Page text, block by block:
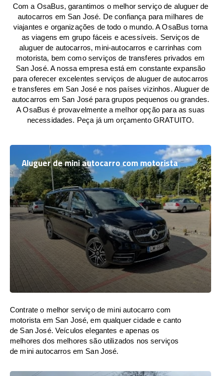
Com a OsaBus, garantimos o melhor serviço de aluguer de
autocarros em San José. De confiança para milhares de
viajantes e organizações de todo o mundo. A OsaBus torna
as viagens em grupo fáceis e acessíveis. Serviços de
aluguer de autocarros, mini-autocarros e carrinhas com
motorista, bem como serviços de transferes privados em
San José. A nossa empresa está em constante expansão
para oferecer excelentes serviços de aluguer de autocarros
e transferes em San José e nos países vizinhos. Aluguer de
autocarros em San José para grupos pequenos ou grandes.
A OsaBus é provavelmente a melhor opção para as suas
necessidades. Peça já um orçamento GRATUITO.
Aluguer de mini autocarro com motorista
Contrate o melhor serviço de mini autocarro com
motorista em San José, em qualquer cidade e canto
de San José. Veículos elegantes e apenas os
melhores dos melhores são utilizados nos serviços
de mini autocarros em San José.